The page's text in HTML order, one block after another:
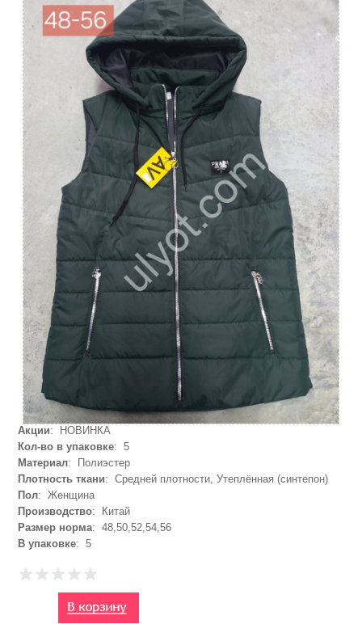
Акции: НОВИНКА
Кол-во в упаковке: 5
Материал: Полиэстер
Плотность ткани: Средней плотности, Утеплённая (синтепон)
Пол: Женщина
Производство: Китай
Размер норма: 48,50,52,54,56
В упаковке: 5